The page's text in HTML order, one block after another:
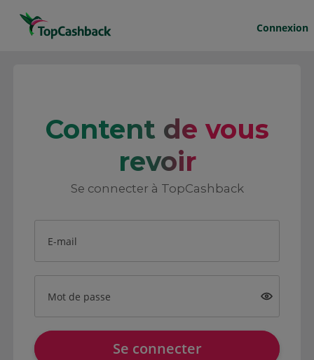
Connexion
Content de vous
revoir
Se connecter à TopCashback
E-mail
Mot de passe
Se connecter